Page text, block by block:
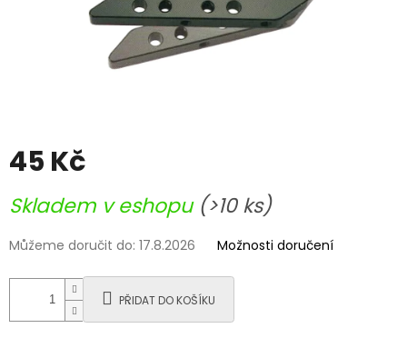
45 Kč
cena:
Skladem v eshopu (>10 ks)
Můžeme doručit do: 17.8.2026 Možnosti doručení
PŘIDAT DO KOŠÍKU